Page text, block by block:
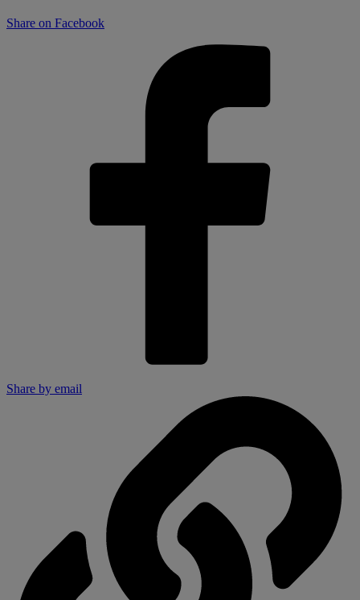
Share on Facebook
Share by email